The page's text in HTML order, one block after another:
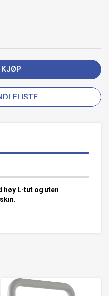
KJØP
høy L-tut og uten